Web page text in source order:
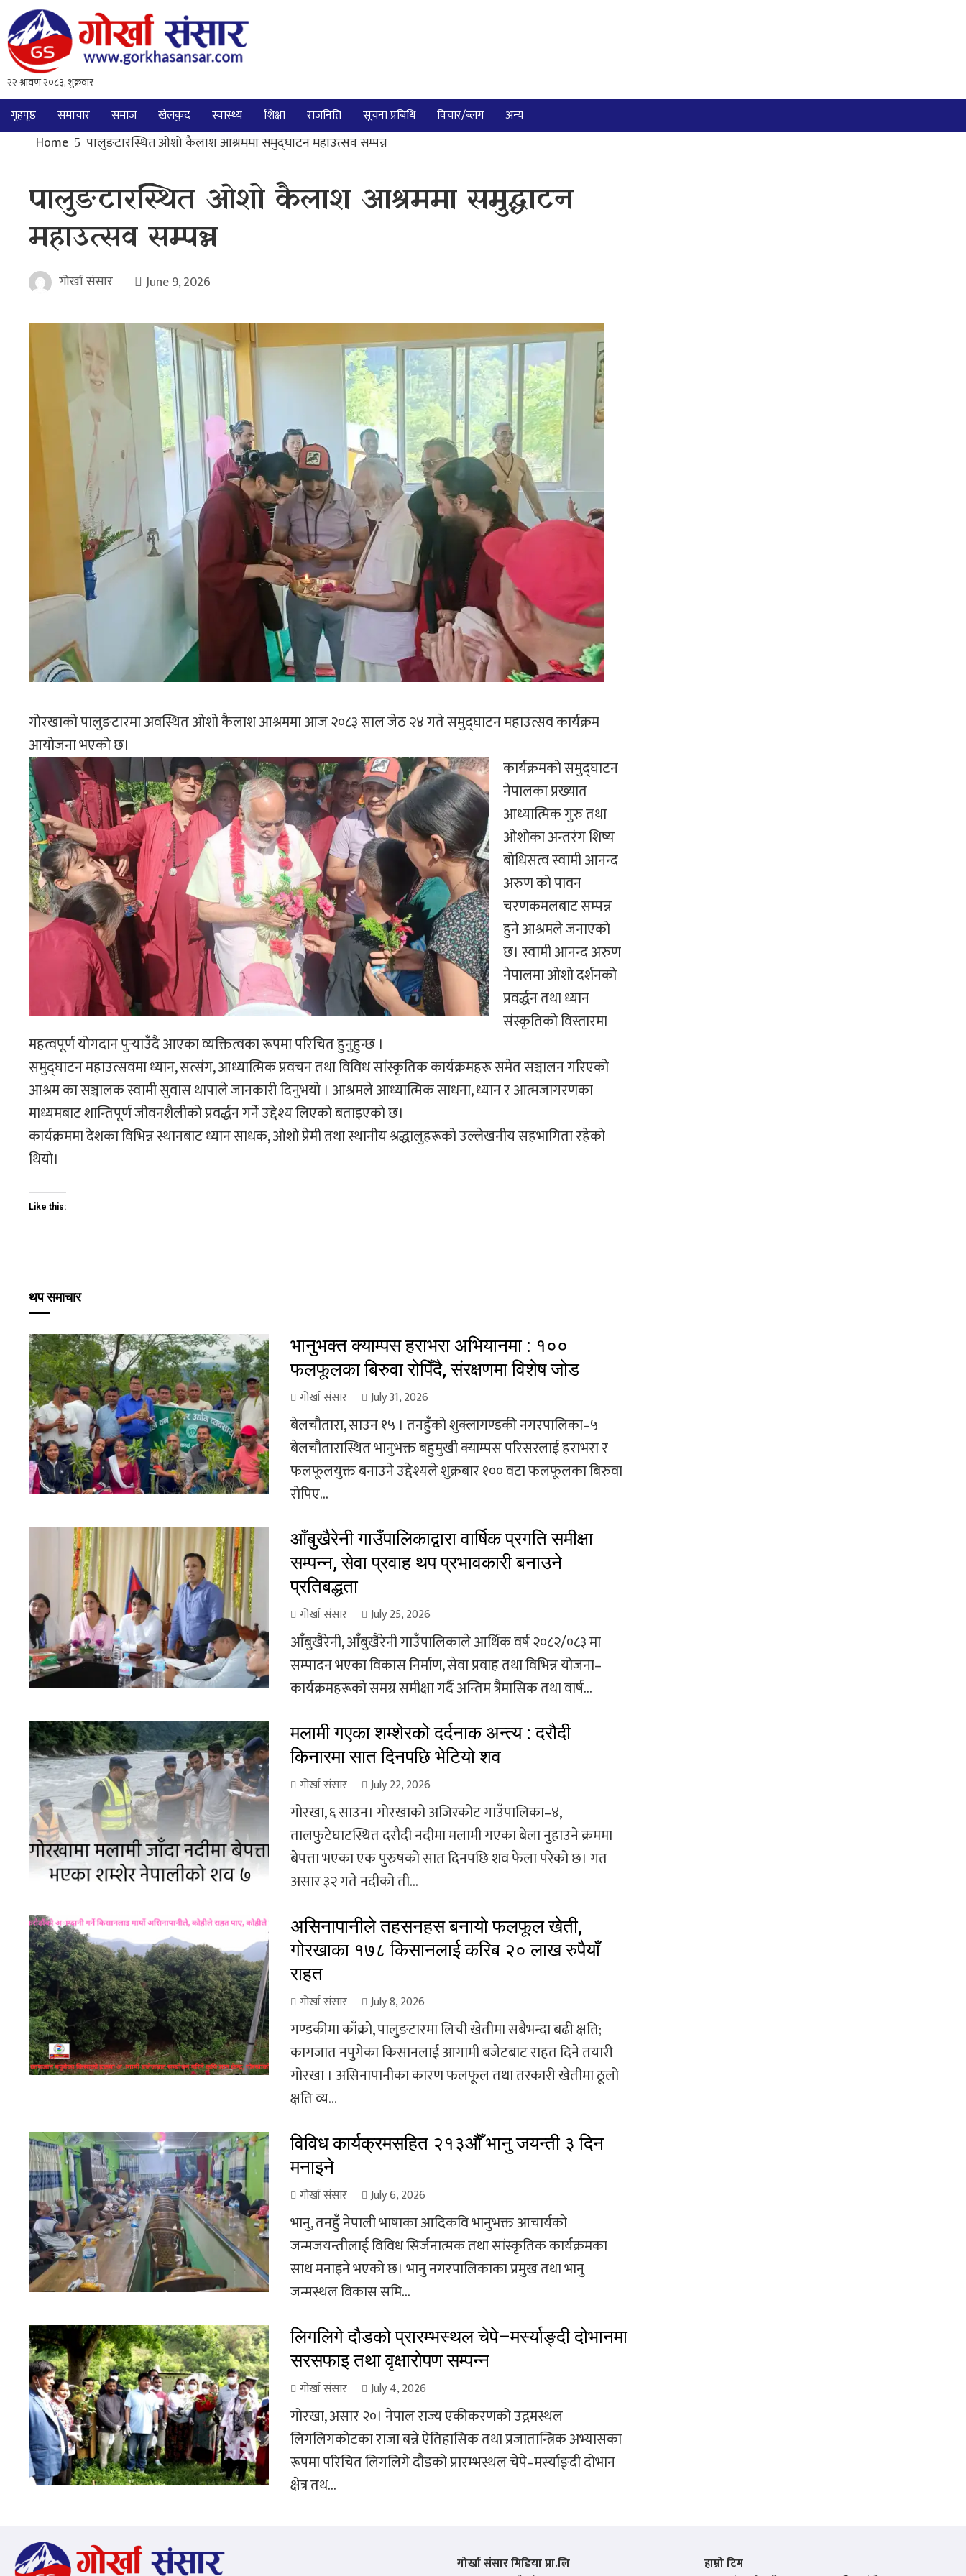
गृहपृष्ठ समाचार समाज खेलकुद स्वास्थ्य शिक्षा राजनिति सूचना प्रबिधि विचार/ब्लग अन्य
Home पालुङटारस्थित ओशो कैलाश आश्रममा समुद्घाटन महाउत्सव सम्पन्न
पालुङटारस्थित ओशो कैलाश आश्रममा समुद्घाटन
महाउत्सव सम्पन्न
गोर्खा संसार June 9, 2026
गोरखाको पालुङटारमा अवस्थित ओशो कैलाश आश्रममा आज २०८३ साल जेठ २४ गते समुद्घाटन महाउत्सव कार्यक्रम
आयोजना भएको छ।
कार्यक्रमको समुद्घाटन
नेपालका प्रख्यात
आध्यात्मिक गुरु तथा
ओशोका अन्तरंग शिष्य
बोधिसत्व स्वामी आनन्द
अरुण को पावन
चरणकमलबाट सम्पन्न
हुने आश्रमले जनाएको
छ। स्वामी आनन्द अरुण
नेपालमा ओशो दर्शनको
प्रवर्द्धन तथा ध्यान
संस्कृतिको विस्तारमा
महत्वपूर्ण योगदान पुर्‍याउँदै आएका व्यक्तित्वका रूपमा परिचित हुनुहुन्छ ।
समुद्घाटन महाउत्सवमा ध्यान, सत्संग, आध्यात्मिक प्रवचन तथा विविध सांस्कृतिक कार्यक्रमहरू समेत सञ्चालन गरिएको
आश्रम का सञ्चालक स्वामी सुवास थापाले जानकारी दिनुभयो । आश्रमले आध्यात्मिक साधना, ध्यान र आत्मजागरणका
माध्यमबाट शान्तिपूर्ण जीवनशैलीको प्रवर्द्धन गर्ने उद्देश्य लिएको बताइएको छ।
कार्यक्रममा देशका विभिन्न स्थानबाट ध्यान साधक, ओशो प्रेमी तथा स्थानीय श्रद्धालुहरूको उल्लेखनीय सहभागिता रहेको
थियो।
Like this:
थप समाचार
भानुभक्त क्याम्पस हराभरा अभियानमा : १००
फलफूलका बिरुवा रोपिँदै, संरक्षणमा विशेष जोड
गोर्खा संसार July 31, 2026
बेलचौतारा, साउन १५ । तनहुँको शुक्लागण्डकी नगरपालिका–५
बेलचौतारास्थित भानुभक्त बहुमुखी क्याम्पस परिसरलाई हराभरा र
फलफूलयुक्त बनाउने उद्देश्यले शुक्रबार १०० वटा फलफूलका बिरुवा
रोपिए...
आँबुखैरेनी गाउँपालिकाद्वारा वार्षिक प्रगति समीक्षा
सम्पन्न, सेवा प्रवाह थप प्रभावकारी बनाउने
प्रतिबद्धता
गोर्खा संसार July 25, 2026
आँबुखैरेनी, आँबुखैरेनी गाउँपालिकाले आर्थिक वर्ष २०८२/०८३ मा
सम्पादन भएका विकास निर्माण, सेवा प्रवाह तथा विभिन्न योजना–
कार्यक्रमहरूको समग्र समीक्षा गर्दै अन्तिम त्रैमासिक तथा वार्ष...
मलामी गएका शम्शेरको दर्दनाक अन्त्य : दरौदी
किनारमा सात दिनपछि भेटियो शव
गोर्खा संसार July 22, 2026
गोरखा, ६ साउन। गोरखाको अजिरकोट गाउँपालिका–४,
तालफुटेघाटस्थित दरौदी नदीमा मलामी गएका बेला नुहाउने क्रममा
बेपत्ता भएका एक पुरुषको सात दिनपछि शव फेला परेको छ। गत
असार ३२ गते नदीको ती...
असिनापानीले तहसनहस बनायो फलफूल खेती,
गोरखाका १७८ किसानलाई करिब २० लाख रुपैयाँ
राहत
गोर्खा संसार July 8, 2026
गण्डकीमा काँक्राे, पालुङटारमा लिची खेतीमा सबैभन्दा बढी क्षति;
कागजात नपुगेका किसानलाई आगामी बजेटबाट राहत दिने तयारी
गोरखा । असिनापानीका कारण फलफूल तथा तरकारी खेतीमा ठूलो
क्षति व्य...
विविध कार्यक्रमसहित २१३औँ भानु जयन्ती ३ दिन
मनाइने
गोर्खा संसार July 6, 2026
भानु, तनहुँ नेपाली भाषाका आदिकवि भानुभक्त आचार्यको
जन्मजयन्तीलाई विविध सिर्जनात्मक तथा सांस्कृतिक कार्यक्रमका
साथ मनाइने भएको छ। भानु नगरपालिकाका प्रमुख तथा भानु
जन्मस्थल विकास समि...
लिगलिगे दौडको प्रारम्भस्थल चेपे–मर्स्याङ्दी दोभानमा
सरसफाइ तथा वृक्षारोपण सम्पन्न
गोर्खा संसार July 4, 2026
गोरखा, असार २०। नेपाल राज्य एकीकरणको उद्गमस्थल
लिगलिगकोटका राजा बन्ने ऐतिहासिक तथा प्रजातान्त्रिक अभ्यासका
रूपमा परिचित लिगलिगे दौडको प्रारम्भस्थल चेपे–मर्स्याङ्दी दोभान
क्षेत्र तथ...
गोर्खा संसार मिडिया प्रा.लि
हाम्रो टिम